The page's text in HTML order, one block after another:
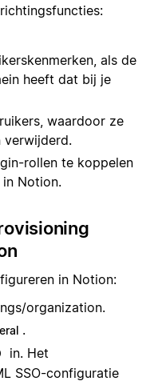
als de
heeft dat bij je
waardoor ze
verwijderd.
rollen te koppelen
Notion.
in Notion:
organization.
.
in. Het
SSO-configuratie